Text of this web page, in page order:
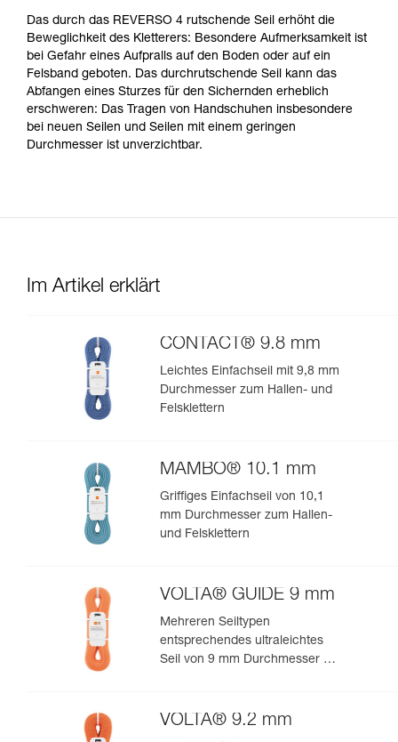
Das durch das REVERSO 4 rutschende Seil erhöht die
Beweglichkeit des Kletterers: Besondere Aufmerksamkeit ist
bei Gefahr eines Aufpralls auf den Boden oder auf ein
Felsband geboten. Das durchrutschende Seil kann das
Abfangen eines Sturzes für den Sichernden erheblich
erschweren: Das Tragen von Handschuhen insbesondere
bei neuen Seilen und Seilen mit einem geringen
Durchmesser ist unverzichtbar.
Im Artikel erklärt
CONTACT® 9.8 mm
Leichtes Einfachseil mit 9,8 mm
Durchmesser zum Hallen- und
Felsklettern
MAMBO® 10.1 mm
Griffiges Einfachseil von 10,1
mm Durchmesser zum Hallen-
und Felsklettern
VOLTA® GUIDE 9 mm
Mehreren Seiltypen
entsprechendes ultraleichtes
Seil von 9 mm Durchmesser mit
Klettern oder Bergsteigen
VOLTA® 9.2 mm